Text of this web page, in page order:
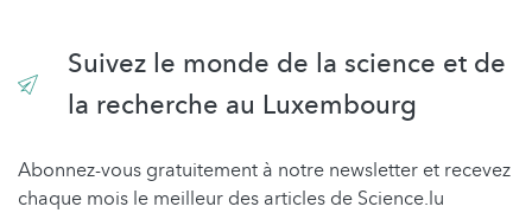
Suivez le monde de la science et de
la recherche au Luxembourg
Abonnez-vous gratuitement à notre newsletter et recevez
chaque mois le meilleur des articles de Science.lu